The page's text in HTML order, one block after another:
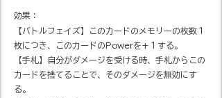
効果：
【バトルフェイズ】このカードのメモリーの枚数１
枚につき、このカードのPowerを+１する。
【手札】自分がダメージを受ける時、手札からこの
カードを捨てることで、そのダメージを無効にす
る。